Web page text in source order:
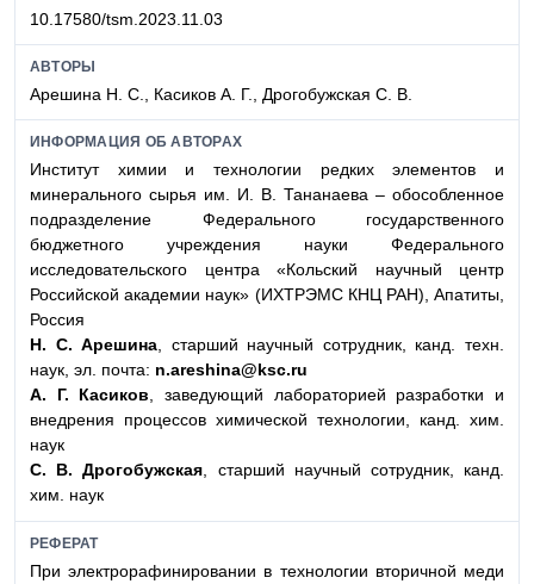
10.17580/tsm.2023.11.03
АВТОРЫ
Арешина Н. С., Касиков А. Г., Дрогобужская С. В.
ИНФОРМАЦИЯ ОБ АВТОРАХ
Институт химии и технологии редких элементов и
минерального сырья им. И. В. Тананаева – обособленное
подразделение Федерального государственного
бюджетного учреждения науки Федерального
исследовательского центра «Кольский научный центр
Российской академии наук» (ИХТРЭМС КНЦ РАН), Апатиты,
Россия
Н. С. Арешина, старший научный сотрудник, канд. техн.
наук, эл. почта: n.areshina@ksc.ru
А. Г. Касиков, заведующий лабораторией разработки и
внедрения процессов химической технологии, канд. хим.
наук
С. В. Дрогобужская, старший научный сотрудник, канд.
хим. наук
РЕФЕРАТ
При электрорафинировании в технологии вторичной меди